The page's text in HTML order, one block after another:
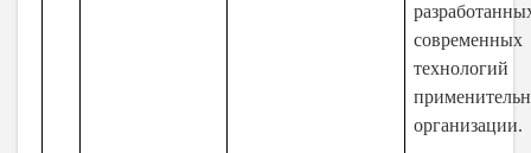
современных
технологий
организации.